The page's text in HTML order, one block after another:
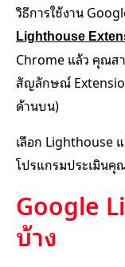
วิธีการใช้งาน
Lighthouse
Chrome แล้ว คุณส
สัญลักษณ์
ด้านบน)
เลือก Lighthouse
โปรแกรมประเมินคุ
Google
บ้าง